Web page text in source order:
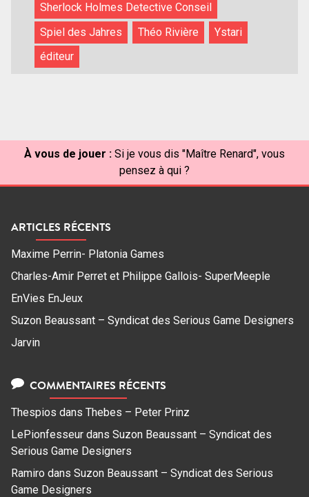
Sherlock Holmes Detective Conseil
Spiel des Jahres
Théo Rivière
Ystari
éditeur
À vous de jouer : Si je vous dis "Maître Renard", vous
pensez à qui ?
ARTICLES RÉCENTS
Maxime Perrin- Platonia Games
Charles-Amir Perret et Philippe Gallois- SuperMeeple
EnVies EnJeux
Suzon Beaussant – Syndicat des Serious Game Designers
Jarvin
COMMENTAIRES RÉCENTS
Thespios dans Thebes – Peter Prinz
LePionfesseur dans Suzon Beaussant – Syndicat des
Serious Game Designers
Ramiro dans Suzon Beaussant – Syndicat des Serious
Game Designers